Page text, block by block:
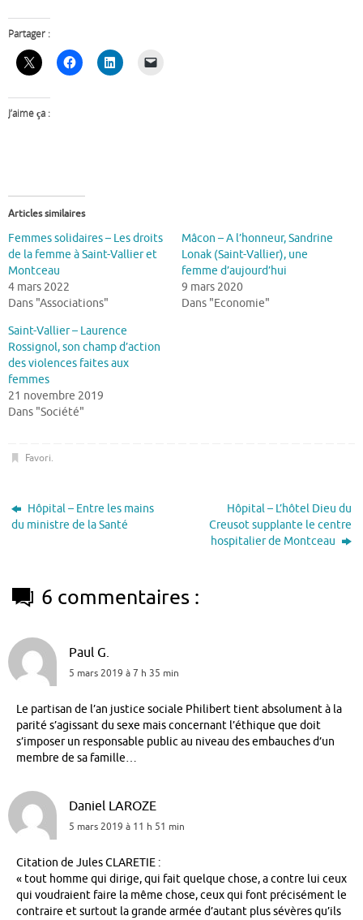
Partager :
J’aime ça :
Articles similaires
Femmes solidaires – Les droits
de la femme à Saint-Vallier et
Montceau
4 mars 2022
Dans "Associations"
Mâcon – A l’honneur, Sandrine
Lonak (Saint-Vallier), une
femme d’aujourd’hui
9 mars 2020
Dans "Economie"
Saint-Vallier – Laurence
Rossignol, son champ d’action
des violences faites aux
femmes
21 novembre 2019
Dans "Société"
Favori.
Hôpital – Entre les mains
du ministre de la Santé
Hôpital – L’hôtel Dieu du
Creusot supplante le centre
hospitalier de Montceau
6 commentaires :
Paul G.
5 mars 2019 à 7 h 35 min
Le partisan de l’an justice sociale Philibert tient absolument à la
parité s’agissant du sexe mais concernant l’éthique que doit
s’imposer un responsable public au niveau des embauches d’un
membre de sa famille…
Daniel LAROZE
5 mars 2019 à 11 h 51 min
Citation de Jules CLARETIE :
« tout homme qui dirige, qui fait quelque chose, a contre lui ceux
qui voudraient faire la même chose, ceux qui font précisément le
contraire et surtout la grande armée d’autant plus sévères qu’ils